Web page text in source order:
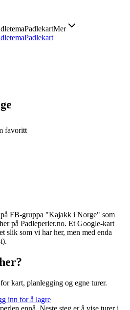
PadlekartMer
Padlekart
favoritt
på FB-gruppa "Kajakk i Norge" som
på Padleperler.no. Et Google-kart
slik som vi har her, men med enda
kart, planlegging og egne turer.
inn for å lagre
ennå. Neste steg er å vise turer i